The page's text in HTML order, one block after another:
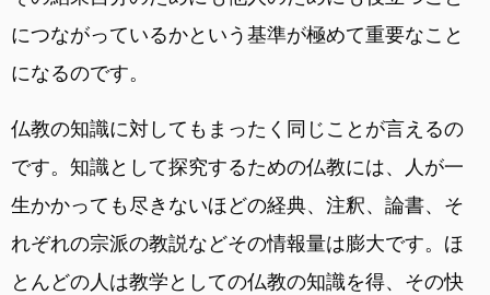
につながっているかという基準が極めて重要なこと
になるのです。
仏教の知識に対してもまったく同じことが言えるの
です。知識として探究するための仏教には、人が一
生かかっても尽きないほどの経典、注釈、論書、そ
れぞれの宗派の教説などその情報量は膨大です。ほ
とんどの人は教学としての仏教の知識を得、その快